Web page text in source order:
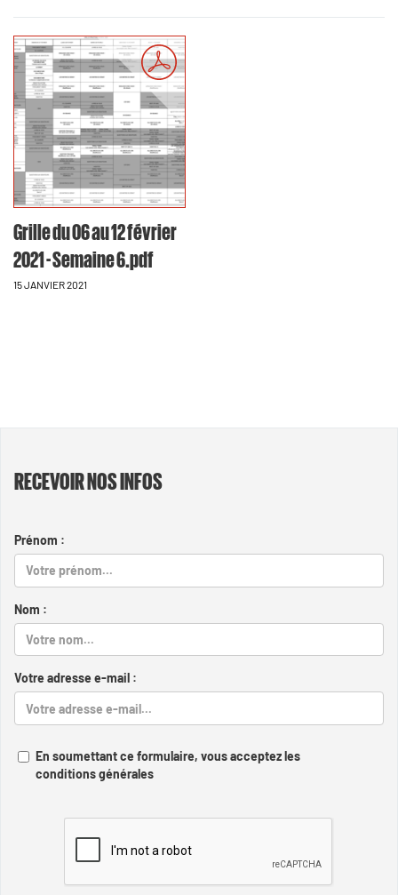
Grille du 06 au 12 février
2021 - Semaine 6.pdf
15 JANVIER 2021
RECEVOIR NOS INFOS
Prénom :
Nom :
Votre adresse e-mail :
En soumettant ce formulaire, vous acceptez les
conditions générales